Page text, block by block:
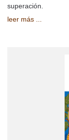
superación.
leer más ...